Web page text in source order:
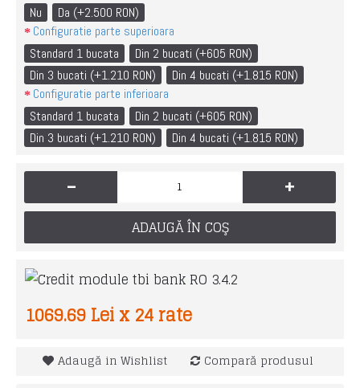
Nu
Da (+2.500 RON)
Configuratie parte superioara
Standard 1 bucata
Din 2 bucati (+605 RON)
Din 3 bucati (+1.210 RON)
Din 4 bucati (+1.815 RON)
Configuratie parte inferioara
Standard 1 bucata
Din 2 bucati (+605 RON)
Din 3 bucati (+1.210 RON)
Din 4 bucati (+1.815 RON)
- +
ADAUGĂ ÎN COŞ
1069.69 Lei x 24 rate
Adaugă in Wishlist Compară produsul